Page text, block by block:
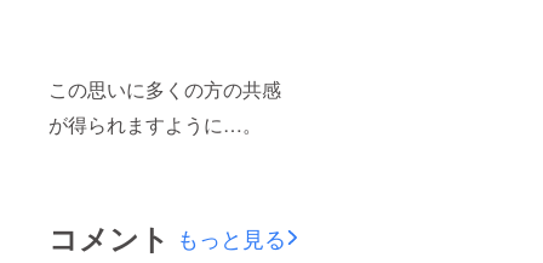
この思いに多くの方の共感
が得られますように…。
コメント もっと見る